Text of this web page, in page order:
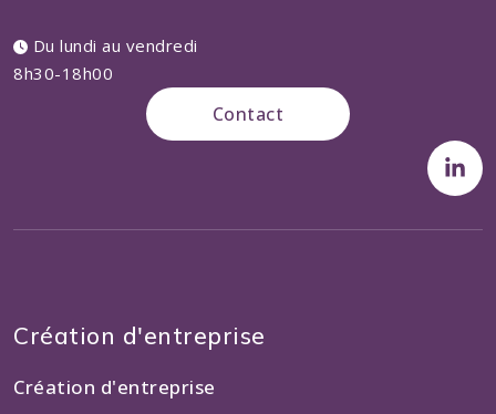
Du lundi au vendredi
8h30-18h00
Contact
Création d'entreprise
Création d'entreprise